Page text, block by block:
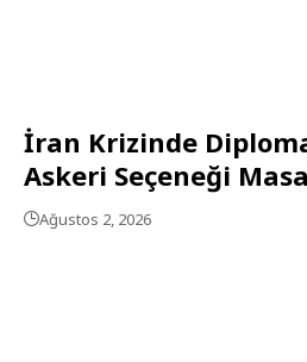
İran Krizinde
Askeri Seçeneği
Ağustos 2, 2026